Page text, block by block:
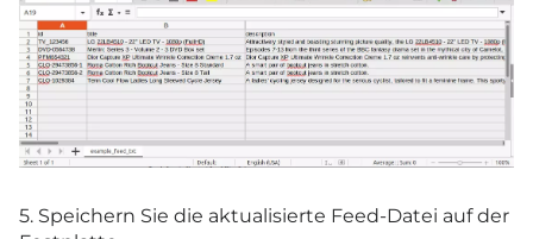
5. Speichern Sie die aktualisierte Feed-Datei auf der